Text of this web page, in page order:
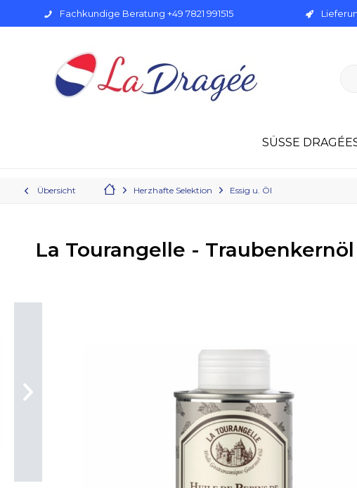
Fachkundige Beratung +49 7821 991515
SÜSSE DRAGÉES
Übersicht Herzhafte Selektion Essig u. Öl
La Tourangelle -